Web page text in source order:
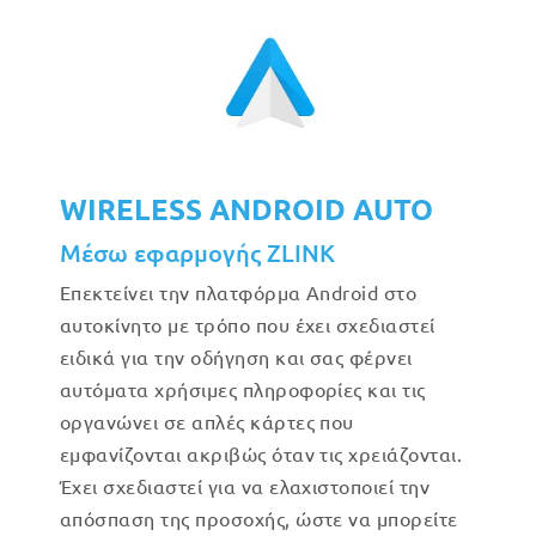
WIRELESS ANDROID AUTO
Μέσω εφαρμογής ZLINK
Επεκτείνει την πλατφόρμα Android στο
αυτοκίνητο με τρόπο που έχει σχεδιαστεί
ειδικά για την οδήγηση και σας φέρνει
αυτόματα χρήσιμες πληροφορίες και τις
οργανώνει σε απλές κάρτες που
εμφανίζονται ακριβώς όταν τις χρειάζονται.
Έχει σχεδιαστεί για να ελαχιστοποιεί την
απόσπαση της προσοχής, ώστε να μπορείτε